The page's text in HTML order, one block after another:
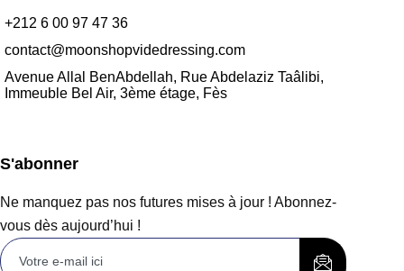
+212 6 00 97 47 36
contact@moonshopvidedressing.com
Avenue Allal BenAbdellah, Rue Abdelaziz Taâlibi,
Immeuble Bel Air, 3ème étage, Fès
S'abonner
Ne manquez pas nos futures mises à jour ! Abonnez-
vous dès aujourd’hui !